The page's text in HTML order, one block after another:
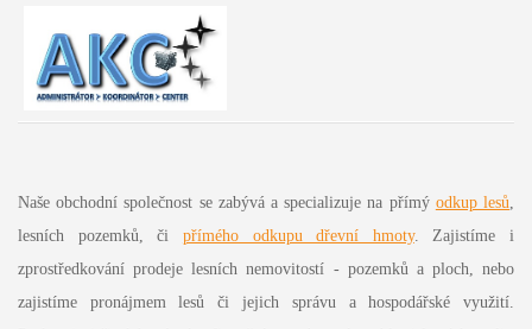
Naše obchodní společnost se zabývá a specializuje na přímý odkup lesů
lesních pozemků, či přímého odkupu dřevní hmoty. Zajistíme i
zprostředkování prodeje lesních nemovitostí - pozemků a ploch, nebo
zajistíme pronájmem lesů či jejich správu a hospodářské využití.